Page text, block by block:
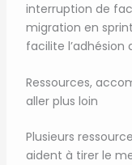
interruption de
migration en
facilite l’adhésion
Ressources,
aller plus loin
Plusieurs
aident à tirer le